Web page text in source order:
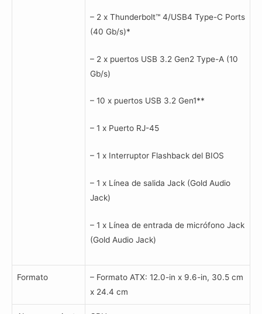
– 2 x Thunderbolt™ 4/USB4 Type-C Ports
(40 Gb/s)*
– 2 x puertos USB 3.2 Gen2 Type-A (10
Gb/s)
– 10 x puertos USB 3.2 Gen1**
– 1 x Puerto RJ-45
– 1 x Interruptor Flashback del BIOS
– 1 x Línea de salida Jack (Gold Audio
Jack)
– 1 x Línea de entrada de micrófono Jack
(Gold Audio Jack)
Formato
– Formato ATX: 12.0-in x 9.6-in, 30.5 cm
x 24.4 cm